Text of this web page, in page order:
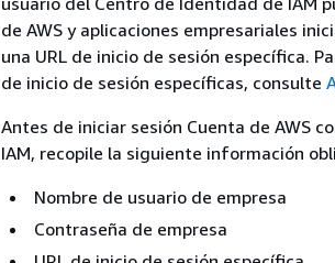
de AWS y aplicaciones empresariales
una URL de inicio de sesión específica.
de inicio de sesión específicas, consulte
Antes de iniciar sesión Cuenta de AWS
IAM, recopile la siguiente información
Nombre de usuario de empresa
Contraseña de empresa